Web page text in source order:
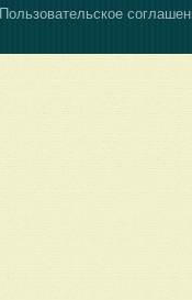
Пользовательское